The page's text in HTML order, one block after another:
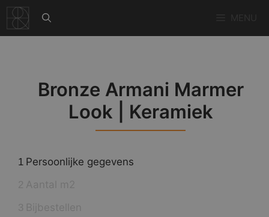
naar
de
Bronze Armani Marmer
Look | Keramiek
1 Persoonlijke gegevens